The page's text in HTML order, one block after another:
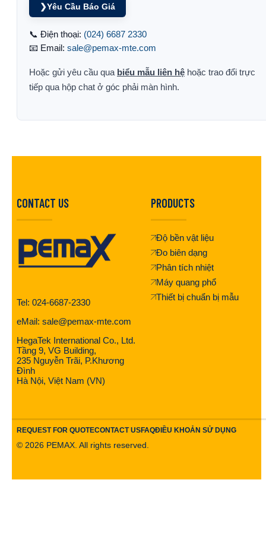
❯Yêu Cầu Báo Giá
📞 Điện thoại: (024) 6687 2330
📧 Email: sale@pemax-mte.com
Hoặc gửi yêu cầu qua biểu mẫu liên hệ hoặc trao đổi trực
tiếp qua hộp chat ở góc phải màn hình.
CONTACT US
Tel: 024-6687-2330
eMail: sale@pemax-mte.com
HegaTek International Co., Ltd.
Tầng 9, VG Building,
235 Nguyễn Trãi, P.Khương
Đình
Hà Nội, Việt Nam (VN)
PRODUCTS
Độ bền vật liệu
Đo biên dạng
Phân tích nhiệt
Máy quang phổ
Thiết bị chuẩn bị mẫu
REQUEST FOR QUOTECONTACT USFAQĐIỀU KHOẢN SỬ DỤNG
© 2026 PEMAX. All rights reserved.